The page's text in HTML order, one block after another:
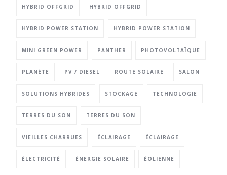
HYBRID OFFGRID HYBRID OFFGRID
HYBRID POWER STATION HYBRID POWER STATION
MINI GREEN POWER PANTHER PHOTOVOLTAÏQUE
PLANÈTE PV / DIESEL ROUTE SOLAIRE SALON
SOLUTIONS HYBRIDES STOCKAGE TECHNOLOGIE
TERRES DU SON TERRES DU SON
VIEILLES CHARRUES ÉCLAIRAGE ÉCLAIRAGE
ÉLECTRICITÉ ÉNERGIE SOLAIRE ÉOLIENNE